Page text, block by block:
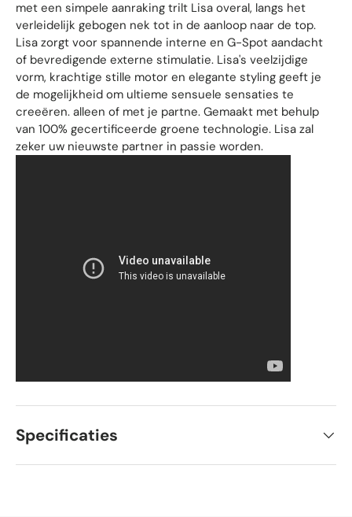
met een simpele aanraking trilt Lisa overal, langs het
verleidelijk gebogen nek tot in de aanloop naar de top.
Lisa zorgt voor spannende interne en G-Spot aandacht
of bevredigende externe stimulatie. Lisa's veelzijdige
vorm, krachtige stille motor en elegante styling geeft je
de mogelijkheid om ultieme sensuele sensaties te
creeëren. alleen of met je partne. Gemaakt met behulp
van 100% gecertificeerde groene technologie. Lisa zal
zeker uw nieuwste partner in passie worden.
Specificaties